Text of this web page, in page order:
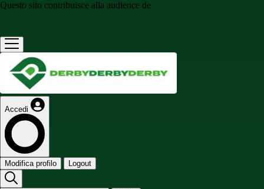
Questo sito contribuisce alla audience de
Accedi
Modifica profilo Logout